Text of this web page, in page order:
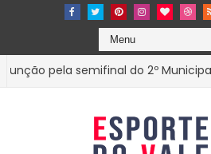
pela semifinal do 2º Municipal de